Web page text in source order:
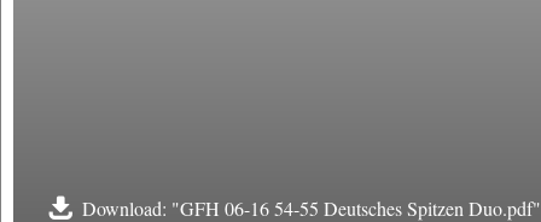
Download: "GFH 06-16 54-55 Deutsches Spitzen Duo.pdf"